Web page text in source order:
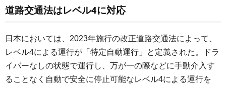
道路交通法はレベル4に対応
日本においては、2023年施行の改正道路交通法によって、
レベル4による運行が「特定自動運行」と定義された。ドラ
イバーなしの状態で運行し、万が一の際などに手動介入す
ることなく自動で安全に停止可能なレベル4による運行を